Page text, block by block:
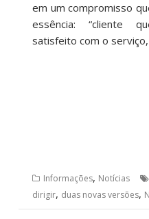
em um compromisso
essência: “cliente
satisfeito com o serviço,
Informações, Notícias
dirigir, duas novas versões,